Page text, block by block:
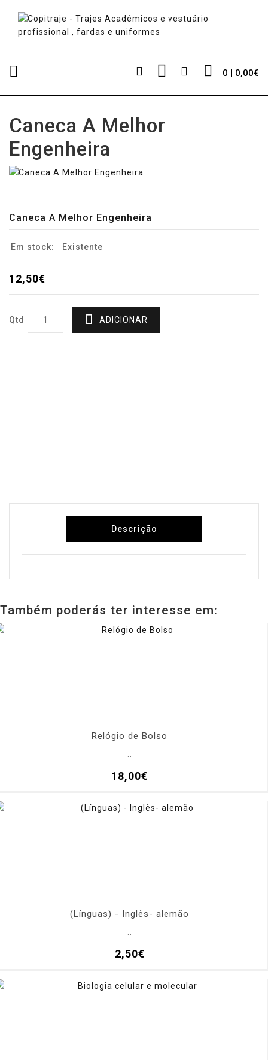
0 | 0,00€
Caneca A Melhor
Engenheira
Caneca A Melhor Engenheira
Em stock: Existente
12,50€
Qtd ADICIONAR
Descrição
Também poderás ter interesse em:
Relógio de Bolso
18,00€
(Línguas) - Inglês- alemão
2,50€